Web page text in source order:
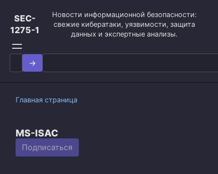
контенту
SEC-
1275-1
Новости информационной безопасности:
свежие кибератаки, уязвимости, защита
данных и экспертные анализы.
Search
for:
Главная страница
MS-ISAC
Подписаться